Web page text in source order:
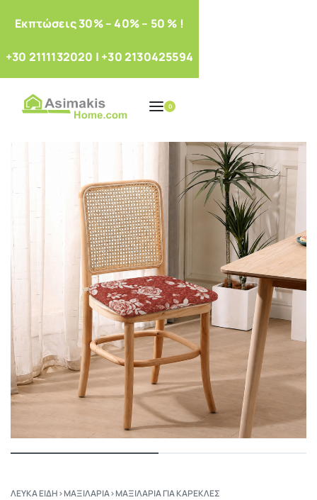
Eκπτώσεις 30% – 40% – 50 % !
+30 2111132020 | +30 2130425594
0
ΛΕΥΚΆ ΕΊΔΗ›ΜΑΞΙΛΆΡΙΑ›ΜΑΞΙΛΆΡΙΑ ΓΙΑ ΚΑΡΈΚΛΕΣ